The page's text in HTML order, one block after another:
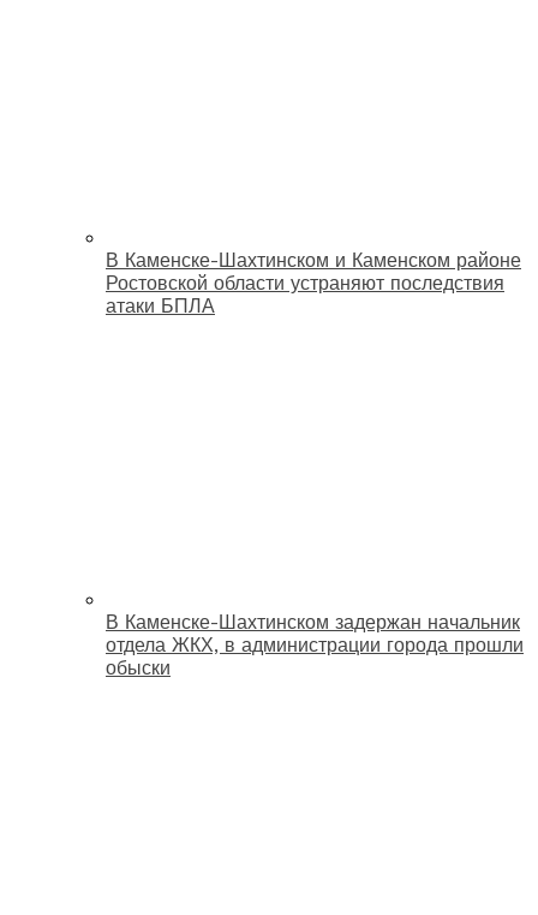
В Каменске-Шахтинском и Каменском районе
Ростовской области устраняют последствия
атаки БПЛА
В Каменске-Шахтинском задержан начальник
отдела ЖКХ, в администрации города прошли
обыски